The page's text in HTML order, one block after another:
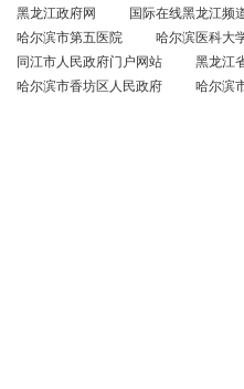
黑龙江政府网 国际在线黑龙江频
哈尔滨市第五医院
哈尔滨医科大
同江市人民政府门户网站
黑龙江
哈尔滨市香坊区人民政府
哈尔滨